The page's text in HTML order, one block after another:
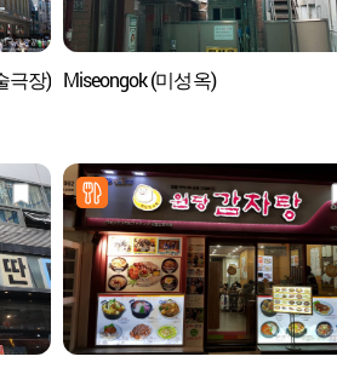
극장) Miseongok (미성옥)